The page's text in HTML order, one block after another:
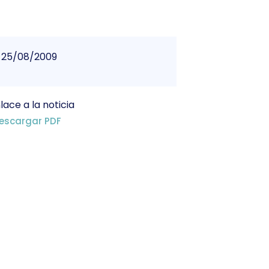
25/08/2009
a la noticia
PDF